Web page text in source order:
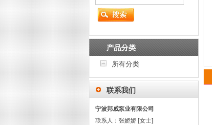
产品分类
所有分类
联系我们
宁波邦威泵业有限公司
联系人：张娇娇 [女士]